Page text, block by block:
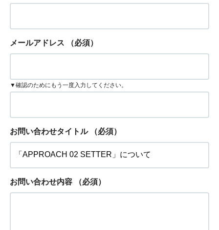
メールアドレス （必須）
▼確認のためにもう一度入力してください。
お問い合わせタイトル （必須）
お問い合わせ内容 （必須）